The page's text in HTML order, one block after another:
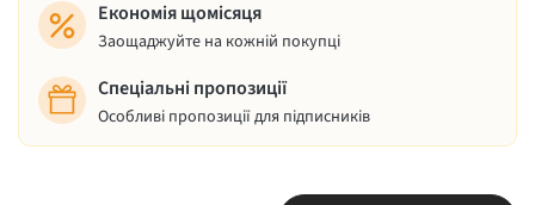
Економія щомісяця
Заощаджуйте на кожній покупці
Спеціальні пропозиції
Особливі пропозиції для підписників